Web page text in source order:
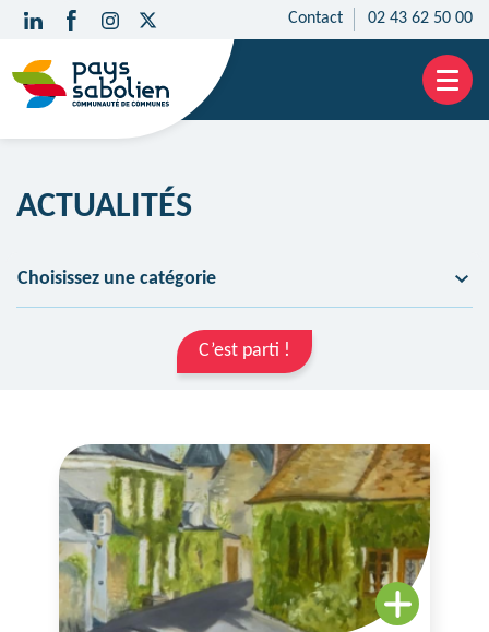
Contact 02 43 62 50 00
ACTUALITÉS
Choisissez une catégorie
C’est parti !